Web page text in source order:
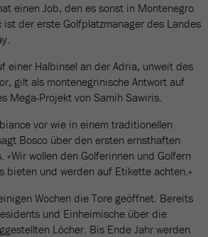
einen Job, den es sonst in Montenegro
der erste Golfplatzmanager des Landes
einer Halbinsel an der Adria, unweit des
gilt als montenegrinische Antwort auf
Mega-Projekt von Samih Sawiris.
vor wie in einem traditionellen
Bosco über den ersten ernsthaften
«Wir wollen den Golferinnen und Golfern
bieten und werden auf Etikette achten.»
Wochen die Tore geöffnet. Bereits
und Einheimische über die
Löcher. Bis Ende Jahr werden